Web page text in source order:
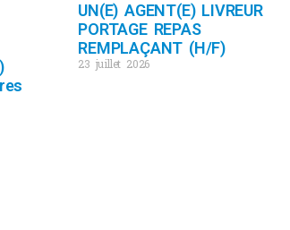
UN(E) AGENT(E) LIVREUR
PORTAGE REPAS
REMPLAÇANT (H/F)
23 juillet 2026